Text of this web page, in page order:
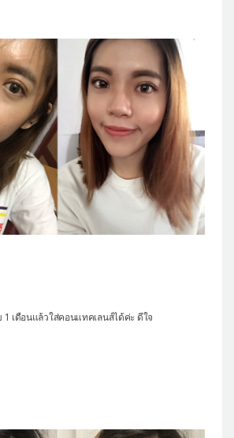
เดือนแล้วใส่คอนแทคเลนส์ได้ค่ะ ดีใจ